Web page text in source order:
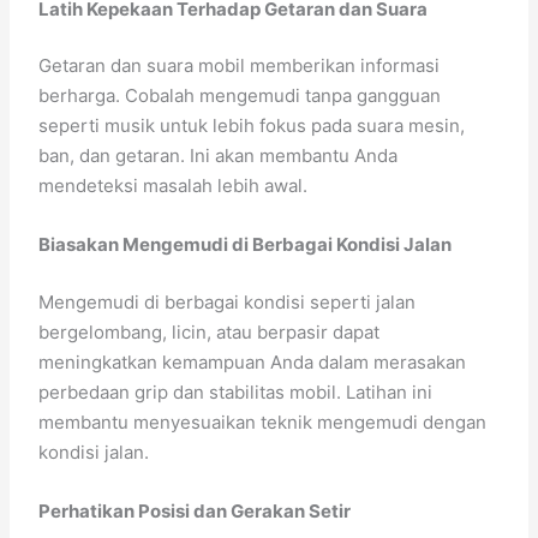
Latih Kepekaan Terhadap Getaran dan Suara
Getaran dan suara mobil memberikan informasi
berharga. Cobalah mengemudi tanpa gangguan
seperti musik untuk lebih fokus pada suara mesin,
ban, dan getaran. Ini akan membantu Anda
mendeteksi masalah lebih awal.
Biasakan Mengemudi di Berbagai Kondisi Jalan
Mengemudi di berbagai kondisi seperti jalan
bergelombang, licin, atau berpasir dapat
meningkatkan kemampuan Anda dalam merasakan
perbedaan grip dan stabilitas mobil. Latihan ini
membantu menyesuaikan teknik mengemudi dengan
kondisi jalan.
Perhatikan Posisi dan Gerakan Setir